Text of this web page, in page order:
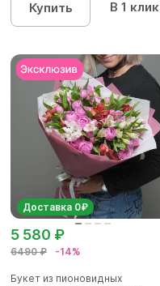
Купить В 1 клик
Доставка 0₽
6490 ₽ -14%
5 580 ₽
Букет из пионовидных